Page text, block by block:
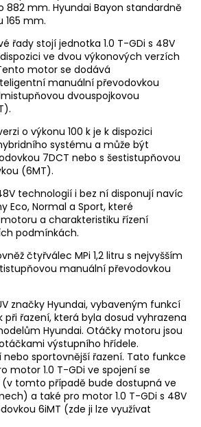
882 mm. Hyundai Bayon standardně
165 mm.
řady stojí jednotka 1.0 T-GDi s 48V
ve dvou výkonových verzích
motor se dodává
manuální převodovkou
dvouspojkovou
o výkonu 100 k je k dispozici
systému a může být
7DCT nebo s šestistupňovou
(6MT).
technologií i bez ní disponují navíc
Eco, Normal a Sport, které
a charakteristiku řízení
podmínkách.
čtyřválec MPi 1,2 litru s nejvyšším
manuální převodovkou
značky Hyundai, vybaveným funkcí
řazení, která byla dosud vyhrazena
Hyundai. Otáčky motoru jsou
výstupního hřídele.
nebo sportovnější řazení. Tato funkce
motor 1.0 T-GDi ve spojení se
(v tomto případě bude dostupná ve
a také pro motor 1.0 T-GDi s 48V
6iMT (zde ji lze využívat